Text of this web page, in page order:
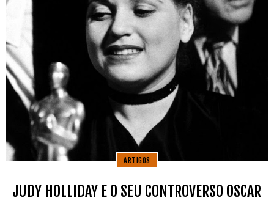
ARTIGOS
JUDY HOLLIDAY E O SEU CONTROVERSO OSCAR